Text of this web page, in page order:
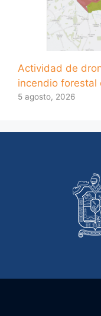
Actividad de
incendio forestal
5 agosto, 2026